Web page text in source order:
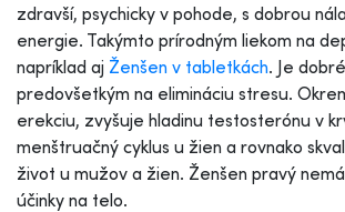
zdravší, psychicky v pohode, s dobrou
energie. Takýmto prírodným liekom na
napríklad aj Ženšen v tabletkách. Je
predovšetkým na elimináciu stresu.
erekciu, zvyšuje hladinu testosterónu v
menštruačný cyklus u žien a rovnako
život u mužov a žien. Ženšen pravý
účinky na telo.